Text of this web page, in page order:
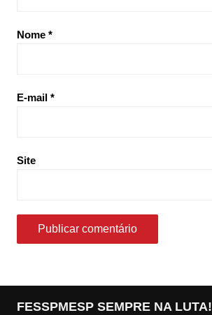
Nome *
E-mail *
Site
FESSPMESP SEMPRE NA LUTA!